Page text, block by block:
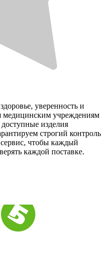
уверенность и
медицинским учреждениям
изделия
строгий контроль
чтобы каждый
каждой поставке.